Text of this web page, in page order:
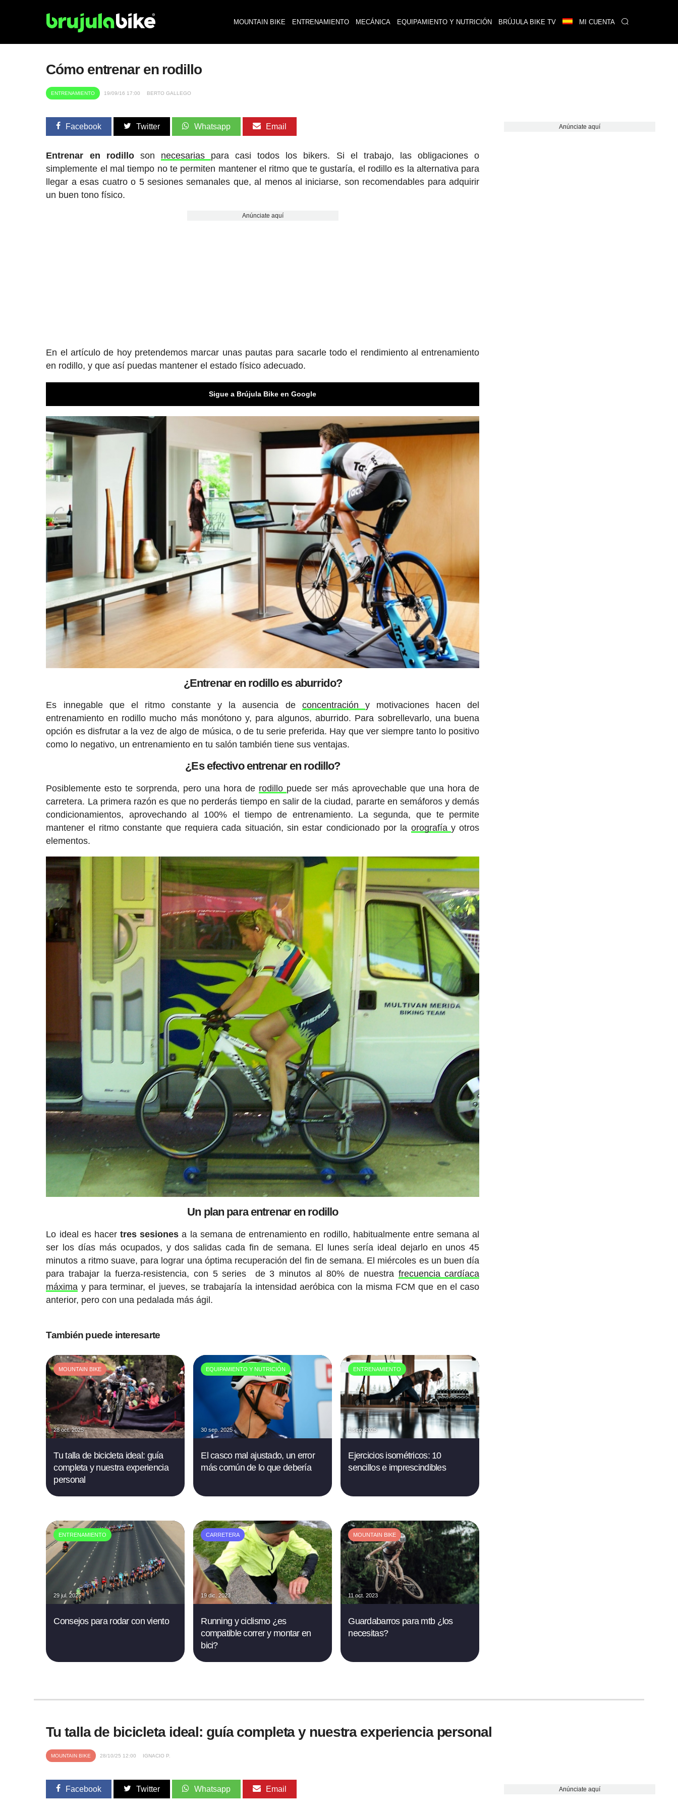
MOUNTAIN BIKE ENTRENAMIENTO MECÁNICA EQUIPAMIENTO Y NUTRICIÓN BRÚJULA BIKE TV MI CUENTA
Cómo entrenar en rodillo
ENTRENAMIENTO 19/09/16 17:00 BERTO GALLEGO
Facebook Twitter Whatsapp Email
Entrenar en rodilloson necesarias para casi todos los bikers. Si el trabajo, las obligaciones o
simplemente el mal tiempo no te permiten mantener el ritmo que te gustaría, el rodillo es la alternativa para
llegar a esas cuatro o 5 sesiones semanales que, al menos al iniciarse, son recomendables para adquirir
un buen tono físico.
Anúnciate aquí
En el artículo de hoy pretendemos marcar unas pautas para sacarle todo el rendimiento al entrenamiento
en rodillo, y que así puedas mantener el estado físico adecuado.
Sigue a Brújula Bike en Google
¿Entrenar en rodillo es aburrido?
Es innegable que el ritmo constante y la ausencia de concentración y motivaciones hacen del
entrenamiento en rodillo mucho más monótono y, para algunos, aburrido. Para sobrellevarlo, una buena
opción es disfrutar a la vez de algo de música, o de tu serie preferida. Hay que ver siempre tanto lo positivo
como lo negativo, un entrenamiento en tu salón también tiene sus ventajas.
¿Es efectivo entrenar en rodillo?
Posiblemente esto te sorprenda, pero una hora de rodillo puede ser más aprovechable que una hora de
carretera. La primera razón es que no perderás tiempo en salir de la ciudad, pararte en semáforos y demás
condicionamientos, aprovechando al 100% el tiempo de entrenamiento. La segunda, que te permite
mantener el ritmo constante que requiera cada situación, sin estar condicionado por la orografía y otros
elementos.
Un plan para entrenar en rodillo
Lo ideal es hacertres sesiones a la semana de entrenamiento en rodillo, habitualmente entre semana al
ser los días más ocupados, y dos salidas cada fin de semana. El lunes sería ideal dejarlo en unos 45
minutos a ritmo suave, para lograr una óptima recuperación del fin de semana. El miércoles es un buen día
para trabajar la fuerza-resistencia, con 5 series de 3 minutos al 80% de nuestra frecuencia cardíaca
máxima y para terminar, el jueves, se trabajaría la intensidad aeróbica con la misma FCM que en el caso
anterior, pero con una pedalada más ágil.
También puede interesarte
MOUNTAIN BIKE
28 oct. 2025
Tu talla de bicicleta ideal: guía
completa y nuestra experiencia
personal
EQUIPAMIENTO Y NUTRICIÓN
30 sep. 2025
El casco mal ajustado, un error
más común de lo que debería
ENTRENAMIENTO
1 sep. 2025
Ejercicios isométricos: 10
sencillos e imprescindibles
ENTRENAMIENTO
29 jul. 2025
Consejos para rodar con viento
CARRETERA
19 dic. 2023
Running y ciclismo ¿es
compatible correr y montar en
bici?
MOUNTAIN BIKE
11 oct. 2023
Guardabarros para mtb ¿los
necesitas?
Anúnciate aquí
Tu talla de bicicleta ideal: guía completa y nuestra experiencia personal
MOUNTAIN BIKE 28/10/25 12:00 IGNACIO P.
Facebook Twitter Whatsapp Email Anúnciate aquí